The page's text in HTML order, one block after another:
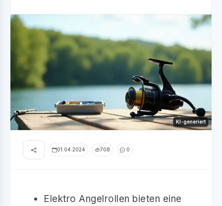
KI-generiert
01.04.2024 708 0
Elektro Angelrollen bieten eine